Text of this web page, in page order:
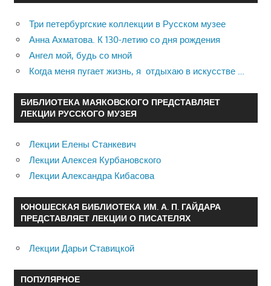
Три петербургские коллекции в Русском музее
Анна Ахматова. К 130-летию со дня рождения
Ангел мой, будь со мной
Когда меня пугает жизнь, я отдыхаю в искусстве …
БИБЛИОТЕКА МАЯКОВСКОГО ПРЕДСТАВЛЯЕТ
ЛЕКЦИИ РУССКОГО МУЗЕЯ
Лекции Елены Станкевич
Лекции Алексея Курбановского
Лекции Александра Кибасова
ЮНОШЕСКАЯ БИБЛИОТЕКА ИМ. А. П. ГАЙДАРА
ПРЕДСТАВЛЯЕТ ЛЕКЦИИ О ПИСАТЕЛЯХ
Лекции Дарьи Ставицкой
ПОПУЛЯРНОЕ